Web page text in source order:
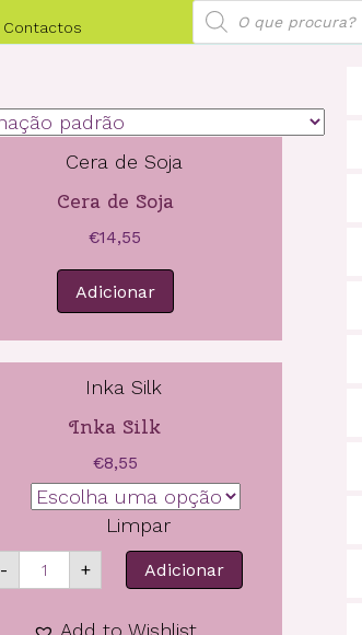
Contactos
Products
search
Cera de Soja
€14,55
Adicionar
Inka Silk
€8,55
Limpar
-
Quantidade
de
Silk
+ Adicionar